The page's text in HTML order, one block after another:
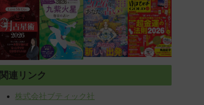
関連リンク
株式会社ブティック社